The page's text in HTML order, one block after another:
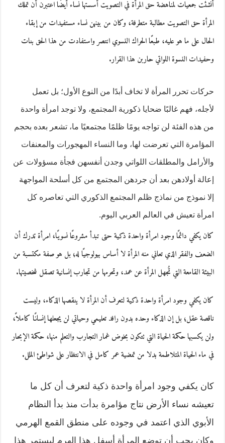
أنشئت جمعيات لمناهضة حق المرأة في التصويت أسستها نساء أيضًا اعتبرن أن تملك
المرأة حق التصويت مطالبة متطرفة، وكان من بينهن نساء مستفيدات من إبقاء
الحال على ما هو عليه، طبعًا الحراك النسوي انتصر واستفادت من هذا الحق بنات
وحفيدات النسوة اللواتي حاربن هذا القرار.
حركات تحرر المرأة لا تخاف أبدًا من النوع الأول؛ بل تعمل
لأجله، فهم غالبًا ضحايا ذكورية المجتمع، ولا توجد امرأة واحدة
من هذه الفئة لن تواجه يومًا ظلمًا مجتمعيًا ما، تشعر بعده بحجم
المؤامرة التي تعرضت لها، وما النساء المهجورات والمعنفات
والأرامل والمطلقات اللواتي وجدن أنفسهن فجأة مسؤولات عن
إعالة أولادهن بعد أن جردهن المجتمع من كل أسلحة المواجهة
إلا نموذج من نماذج ظلم المجتمع الذكوري التي تعاصره كل
امرأة تعيش في العالم العربي اليوم.
كان يكفي دائمًا وجود امرأة واحدة ذكية حتى تبدأ مشروعًا نسويًا، امرأة تدرك أن
الضعف والفقر الذي تعاني منه المرأة لا أساس بيولوجيًا له؛ بل هو صفة مكتسبة من
البيئة القامعة التي تُجهل المرأة عن عمد، وتحرمها من تجارب إنسانية تصقل شخصيتها.
كان يكفي وجود امرأة واحدة ذكية لتعرف أن المرأة لا ينقصها الذكاء، وليست
ناقصة عقل؛ بل إن الذكاء وحده بدون رافد تعليمي وحياتي لن يجعلها إنسانًا كاملاً،
ولن يكسبها حكمة الحياة التي تتكون بخوض غمار التجارب والتعلم منها، حكمة الإبحار
في ماء الحياة المتلاطمة بدلا من تمضية عمر كامل في الانتظار على شواطئ الملل.
كان يكفي وجود امرأة واحدة ذكية لتعرف أن كل ما
تعيشه نساء الأرض نتاج مؤامرة بدأت منذ بدأ النظام
الأبوي الذي اعتمد في وجوده على منطق القمع الهرمي
وكان يجب أن توضع المرأة أسفل هذا الهرم ليستمر هذا